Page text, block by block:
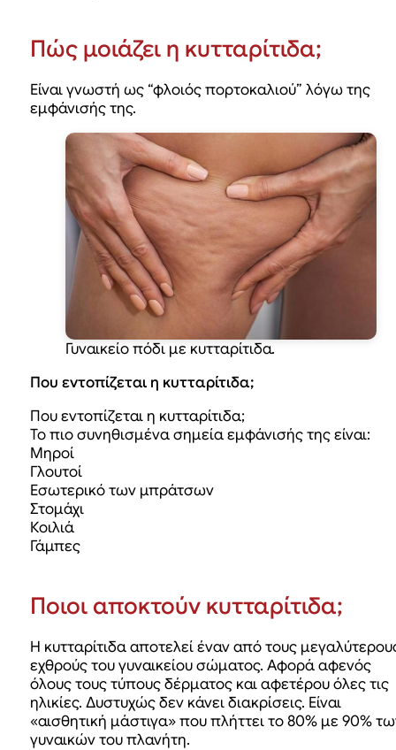
Πώς μοιάζει η κυτταρίτιδα;
Είναι γνωστή ως “φλοιός πορτοκαλιού” λόγω της
εμφάνισής της.
Γυναικείο πόδι με κυτταρίτιδα.
Που εντοπίζεται η κυτταρίτιδα;
Που εντοπίζεται η κυτταρίτιδα;
Το πιο συνηθισμένα σημεία εμφάνισής της είναι:
Μηροί
Γλουτοί
Εσωτερικό των μπράτσων
Στομάχι
Κοιλιά
Γάμπες
Ποιοι αποκτούν κυτταρίτιδα;
Η κυτταρίτιδα αποτελεί έναν από τους
εχθρούς του γυναικείου σώματος. Αφορά αφενός
όλους τους τύπους δέρματος και αφετέρου όλες τις
ηλικίες. Δυστυχώς δεν κάνει διακρίσεις. Είναι
«αισθητική μάστιγα» που πλήττει το 80% με 90%
γυναικών του πλανήτη.